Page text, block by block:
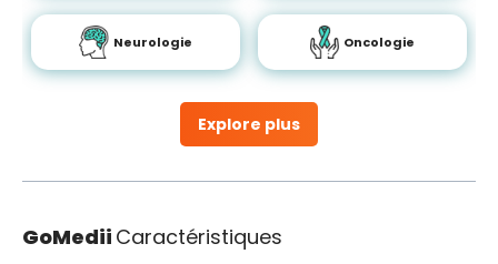
Explore plus
Neurologie Oncologie
GoMedii Caractéristiques